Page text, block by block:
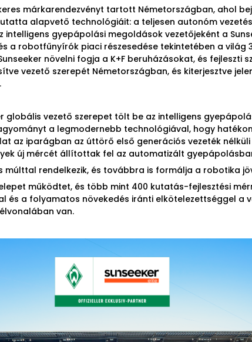
márkarendezvényt tartott Németországban, ahol
alapvető technológiáit: a teljesen autonóm
intelligens gyepápolási megoldások vezetőjeként a
a robotfűnyírók piaci részesedése tekintetében a világ
növelni fogja a K+F beruházásokat, és fejleszti
vezető szerepét Németországban, és kiterjesztve
globális vezető szerepet tölt be az intelligens
a legmodernebb technológiával, hogy
az iparágban az úttörő első generációs vezeték
új mércét állítottak fel az automatizált
múlttal rendelkezik, és továbbra is formálja a robotika
működtet, és több mint 400 kutatás-fejlesztési
és a folyamatos növekedés iránti elkötelezettséggel a
van.